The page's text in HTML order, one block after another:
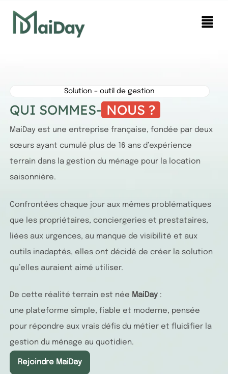
Solution – outil de gestion
QUI SOMMES- NOUS ?
MaiDay est une entreprise française, fondée par deux
sœurs ayant cumulé plus de 16 ans d’expérience
terrain dans la gestion du ménage pour la location
saisonnière.
Confrontées chaque jour aux mêmes problématiques
que les propriétaires, conciergeries et prestataires,
liées aux urgences, au manque de visibilité et aux
outils inadaptés, elles ont décidé de créer la solution
qu’elles auraient aimé utiliser.
De cette réalité terrain est née MaiDay:
une plateforme simple, fiable et moderne, pensée
pour répondre aux vrais défis du métier et fluidifier la
gestion du ménage au quotidien.
Rejoindre MaiDay